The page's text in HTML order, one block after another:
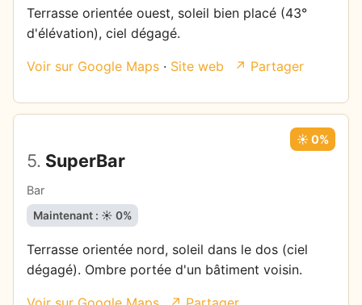
Terrasse orientée ouest, soleil bien placé (43°
d'élévation), ciel dégagé.
Voir sur Google Maps · Site web ↗ Partager
5. SuperBar
Bar
☀️ 0%
Maintenant : ☀️ 0%
Terrasse orientée nord, soleil dans le dos (ciel
dégagé). Ombre portée d'un bâtiment voisin.